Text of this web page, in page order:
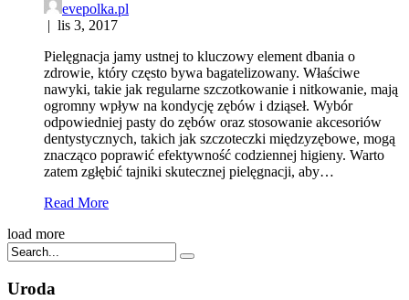
evepolka.pl
| lis 3, 2017
Pielęgnacja jamy ustnej to kluczowy element dbania o
zdrowie, który często bywa bagatelizowany. Właściwe
nawyki, takie jak regularne szczotkowanie i nitkowanie, mają
ogromny wpływ na kondycję zębów i dziąseł. Wybór
odpowiedniej pasty do zębów oraz stosowanie akcesoriów
dentystycznych, takich jak szczoteczki międzyzębowe, mogą
znacząco poprawić efektywność codziennej higieny. Warto
zatem zgłębić tajniki skutecznej pielęgnacji, aby…
Read More
load more
Uroda